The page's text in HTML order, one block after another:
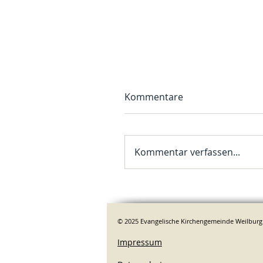
Kommentare
Kommentar verfassen...
© 2025 Evangelische Kirchengemeinde
Impressum